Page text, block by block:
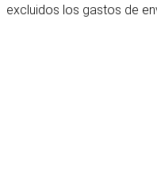
excluidos los gastos de